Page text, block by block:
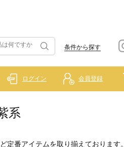
条件から探す
ログイン 会員登録
系
定番アイテムを取り揃えております。